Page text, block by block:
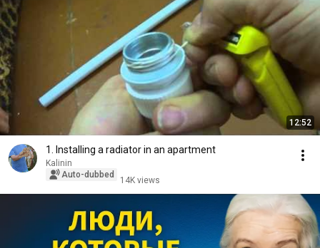
12:52
1. Installing a radiator in an apartment
Kalinin
Auto-dubbed
14K views